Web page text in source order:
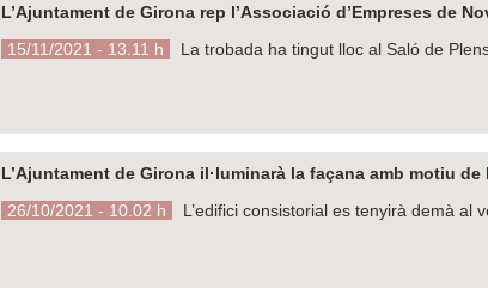
L’Ajuntament de Girona rep l’Associació d’Empreses de
15/11/2021 - 13.11 h
La trobada ha tingut lloc al Saló de
L’Ajuntament de Girona il·luminarà la façana amb motiu
26/10/2021 - 10.02 h
L’edifici consistorial es tenyirà demà al